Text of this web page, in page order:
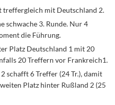
treffergleich mit Deutschland 2.
schwache 3. Runde. Nur 4
die Führung.
Platz Deutschland 1 mit 20
20 Treffern vor Frankreich1.
schafft 6 Treffer (24 Tr.), damit
Platz hinter Rußland 2 (25